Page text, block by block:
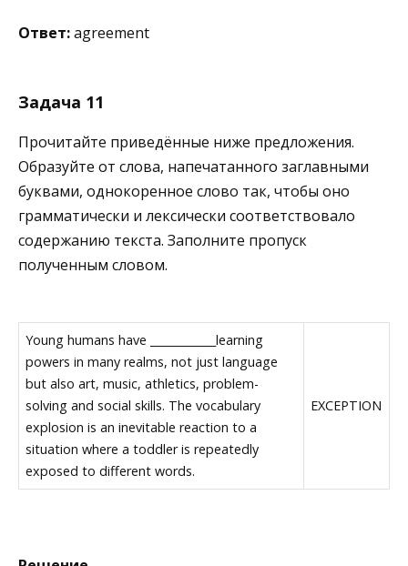
Ответ:agreement
Задача 11
Прочитайте приведённые ниже предложения.
Образуйте от слова, напечатанного заглавными
буквами, однокоренное слово так, чтобы оно
грамматически и лексически соответствовало
содержанию текста. Заполните пропуск
полученным словом.
Young humans have ____________learning
powers in many realms, not just language
but also art, music, athletics, problem-
solving and social skills. The vocabulary
explosion is an inevitable reaction to a
situation where a toddler is repeatedly
exposed to different words.
EXCEPTION